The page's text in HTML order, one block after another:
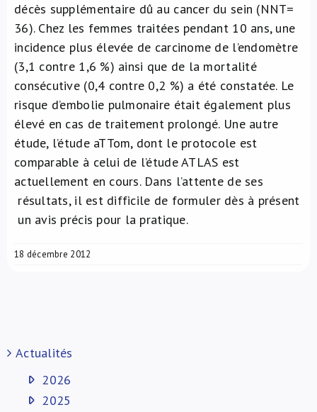
décès supplémentaire dû au cancer du sein (NNT=
36). Chez les femmes traitées pendant 10 ans, une
incidence plus élevée de carcinome de l’endomètre
(3,1 contre 1,6 %) ainsi que de la mortalité
consécutive (0,4 contre 0,2 %) a été constatée. Le
risque d’embolie pulmonaire était également plus
élevé en cas de traitement prolongé. Une autre
étude, l’étude aTTom, dont le protocole est
comparable à celui de l’étude ATLAS est
actuellement en cours. Dans l’attente de ses
résultats, il est difficile de formuler dès à présent
un avis précis pour la pratique.
18 décembre 2012
Actualités
2026
2025